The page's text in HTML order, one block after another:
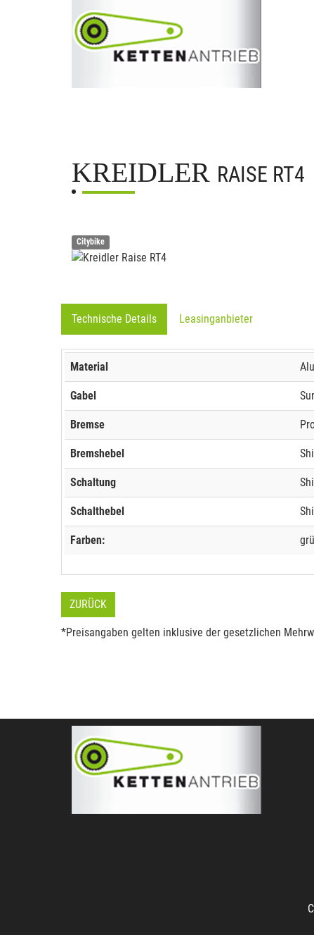
KREIDLER RAISE RT4
Citybike
Technische Details Leasinganbieter
Material
Gabel
Bremse
Bremshebel
Schaltung
Schalthebel
Farben:
ZURÜCK
*Preisangaben gelten inklusive der gesetzlichen